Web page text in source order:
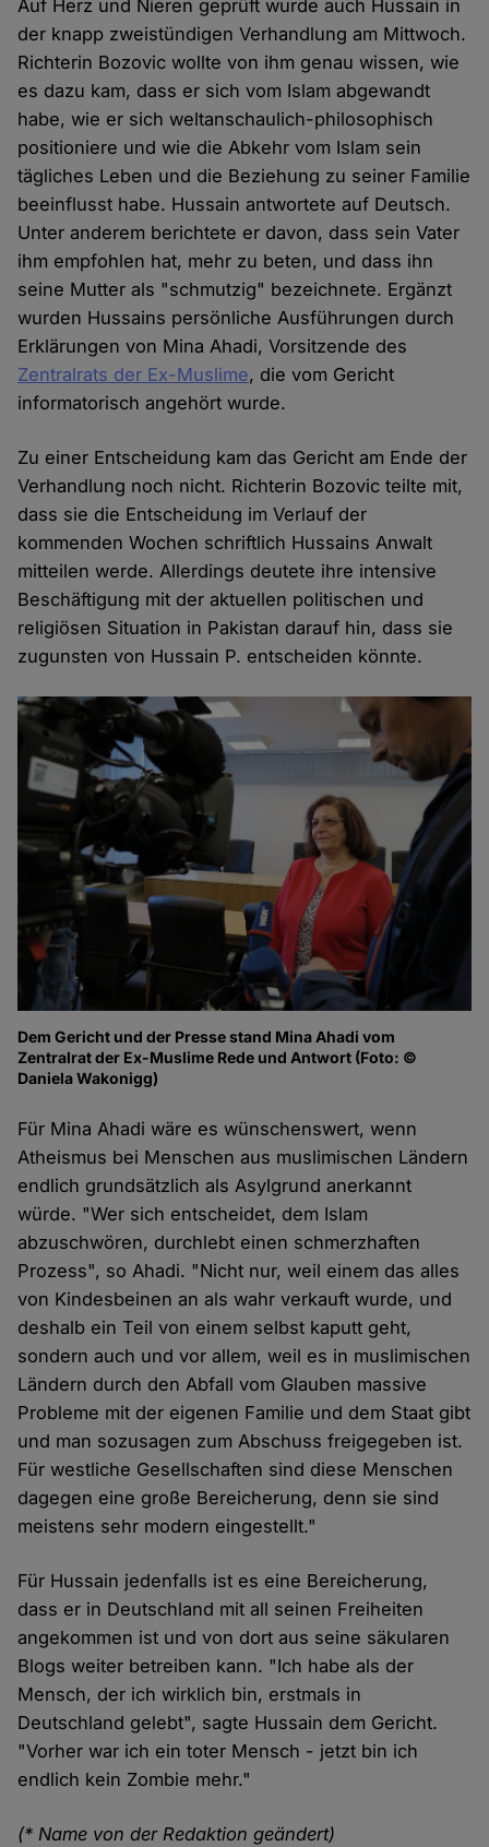
Auf Herz und Nieren geprüft wurde auch Hussain in
der knapp zweistündigen Verhandlung am Mittwoch.
Richterin Bozovic wollte von ihm genau wissen, wie
es dazu kam, dass er sich vom Islam abgewandt
habe, wie er sich weltanschaulich-philosophisch
positioniere und wie die Abkehr vom Islam sein
tägliches Leben und die Beziehung zu seiner Familie
beeinflusst habe. Hussain antwortete auf Deutsch.
Unter anderem berichtete er davon, dass sein Vater
ihm empfohlen hat, mehr zu beten, und dass ihn
seine Mutter als "schmutzig" bezeichnete. Ergänzt
wurden Hussains persönliche Ausführungen durch
Erklärungen von Mina Ahadi, Vorsitzende des
Zentralrats der Ex-Muslime, die vom Gericht
informatorisch angehört wurde.
Zu einer Entscheidung kam das Gericht am Ende der
Verhandlung noch nicht. Richterin Bozovic teilte mit,
dass sie die Entscheidung im Verlauf der
kommenden Wochen schriftlich Hussains Anwalt
mitteilen werde. Allerdings deutete ihre intensive
Beschäftigung mit der aktuellen politischen und
religiösen Situation in Pakistan darauf hin, dass sie
zugunsten von Hussain P. entscheiden könnte.
Dem Gericht und der Presse stand Mina Ahadi vom
Zentralrat der Ex-Muslime Rede und Antwort (Foto: ©
Daniela Wakonigg)
Für Mina Ahadi wäre es wünschenswert, wenn
Atheismus bei Menschen aus muslimischen Ländern
endlich grundsätzlich als Asylgrund anerkannt
würde. "Wer sich entscheidet, dem Islam
abzuschwören, durchlebt einen schmerzhaften
Prozess", so Ahadi. "Nicht nur, weil einem das alles
von Kindesbeinen an als wahr verkauft wurde, und
deshalb ein Teil von einem selbst kaputt geht,
sondern auch und vor allem, weil es in muslimischen
Ländern durch den Abfall vom Glauben massive
Probleme mit der eigenen Familie und dem Staat gibt
und man sozusagen zum Abschuss freigegeben ist.
Für westliche Gesellschaften sind diese Menschen
dagegen eine große Bereicherung, denn sie sind
meistens sehr modern eingestellt."
Für Hussain jedenfalls ist es eine Bereicherung,
dass er in Deutschland mit all seinen Freiheiten
angekommen ist und von dort aus seine säkularen
Blogs weiter betreiben kann. "Ich habe als der
Mensch, der ich wirklich bin, erstmals in
Deutschland gelebt", sagte Hussain dem Gericht.
"Vorher war ich ein toter Mensch - jetzt bin ich
endlich kein Zombie mehr."
(* Name von der Redaktion geändert)